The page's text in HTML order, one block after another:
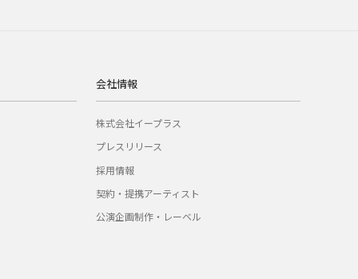
会社情報
株式会社イープラス
プレスリリース
採用情報
契約・提携アーティスト
公演企画制作・レーベル